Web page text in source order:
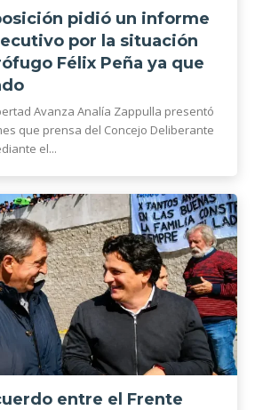
pidió un informe
por la situación
Félix Peña ya que
Avanza Analía Zappulla presentó
que prensa del Concejo Deliberante
el...
entre el Frente